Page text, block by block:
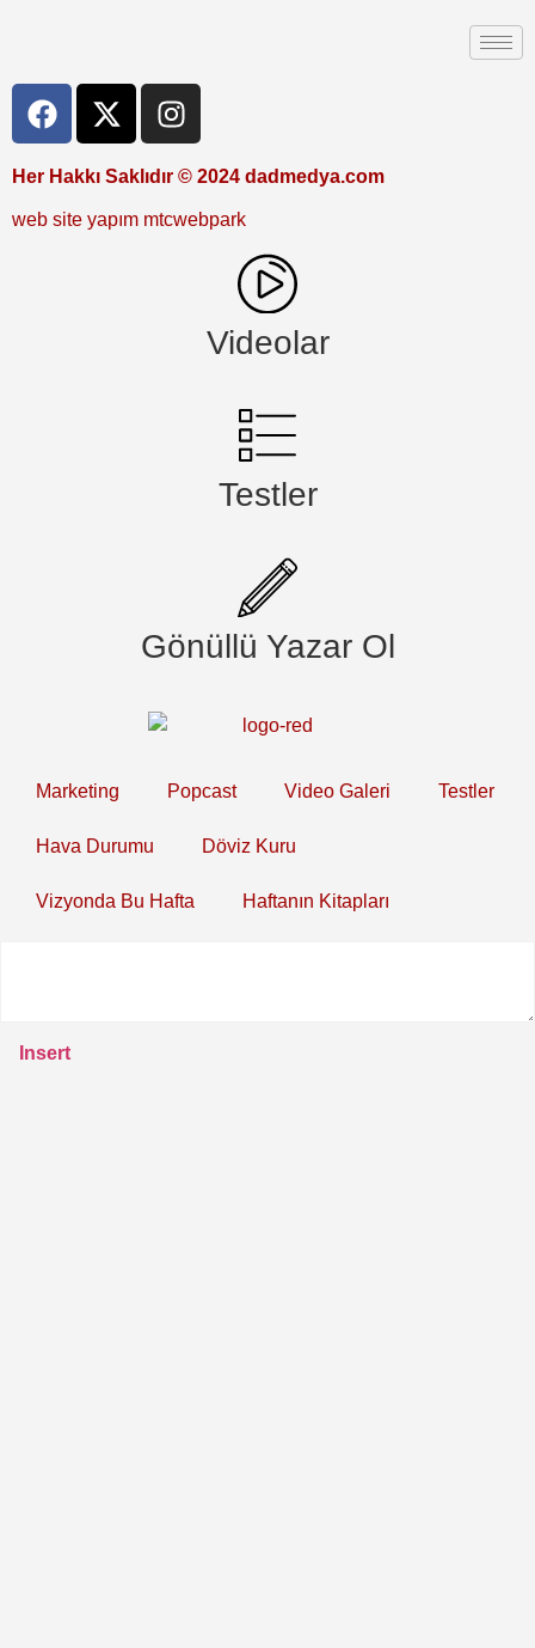
Her Hakkı Saklıdır © 2024 dadmedya.com
web site yapım mtcwebpark
Videolar
Testler
Gönüllü Yazar Ol
Marketing Popcast Video Galeri Testler
Hava Durumu Döviz Kuru
Vizyonda Bu Hafta Haftanın Kitapları
Insert